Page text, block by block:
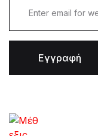
Εγγραφή